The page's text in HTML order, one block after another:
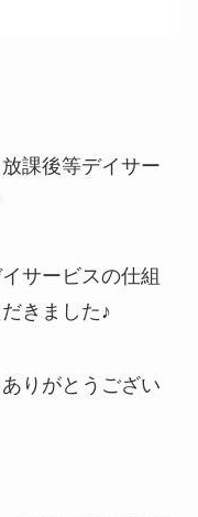
課後等デイサー
サービスの仕組
きました♪
りがとうござい